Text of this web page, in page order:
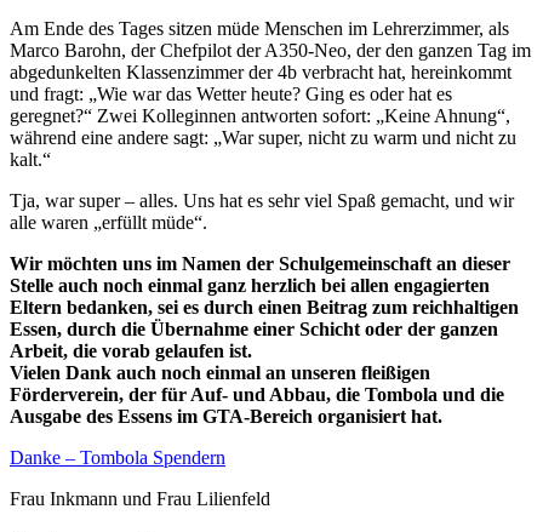
Am Ende des Tages sitzen müde Menschen im Lehrerzimmer, als
Marco Barohn, der Chefpilot der A350-Neo, der den ganzen Tag im
abgedunkelten Klassenzimmer der 4b verbracht hat, hereinkommt
und fragt: „Wie war das Wetter heute? Ging es oder hat es
geregnet?“ Zwei Kolleginnen antworten sofort: „Keine Ahnung“,
während eine andere sagt: „War super, nicht zu warm und nicht zu
kalt.“
Tja, war super – alles. Uns hat es sehr viel Spaß gemacht, und wir
alle waren „erfüllt müde“.
Wir möchten uns im Namen der Schulgemeinschaft an dieser
Stelle auch noch einmal ganz herzlich bei allen engagierten
Eltern bedanken, sei es durch einen Beitrag zum reichhaltigen
Essen, durch die Übernahme einer Schicht oder der ganzen
Arbeit, die vorab gelaufen ist.
Vielen Dank auch noch einmal an unseren fleißigen
Förderverein, der für Auf- und Abbau, die Tombola und die
Ausgabe des Essens im GTA-Bereich organisiert hat.
Danke – Tombola Spendern
Frau Inkmann und Frau Lilienfeld